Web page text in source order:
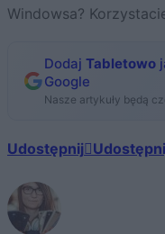
Windowsa?
Dodaj Tabletowo
Google
Nasze artykuły będą
Udostępnij